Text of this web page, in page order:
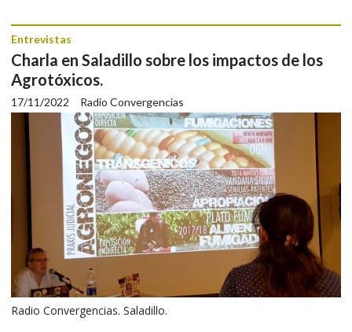
Charla en Saladillo sobre los impactos de los
Agrotóxicos.
Radio Convergencias
Entrevistas
17/11/2022
Radio Convergencias. Saladillo.